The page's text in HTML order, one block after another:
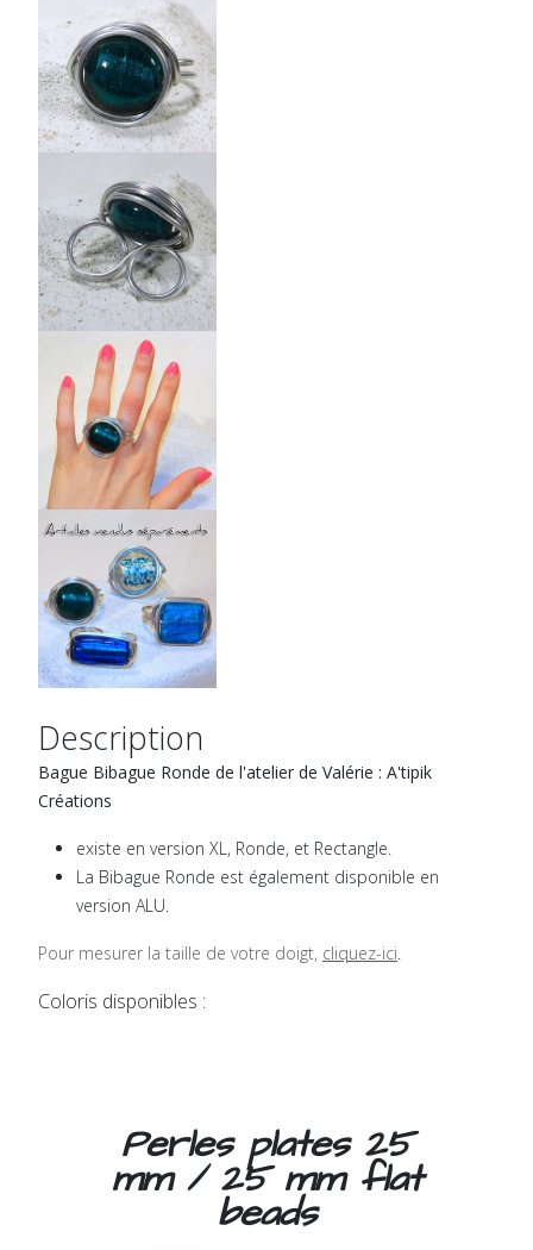
Description
Bague Bibague Ronde de l'atelier de Valérie : A'tipik
Créations
existe en version XL, Ronde, et Rectangle.
La Bibague Ronde est également disponible en
version ALU.
Pour mesurer la taille de votre doigt, cliquez-ici.
Coloris disponibles :
Perles plates 25
mm /25 mm flat
beads